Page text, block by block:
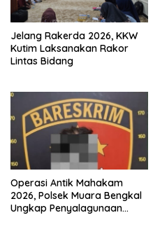
Jelang Rakerda 2026, KKW
Kutim Laksanakan Rakor
Lintas Bidang
Operasi Antik Mahakam
2026, Polsek Muara Bengkal
Ungkap Penyalagunaan